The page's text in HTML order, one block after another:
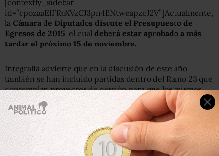
[contextly_sidebar
id=”cpozaaEfFRoXVzCJ3pn4BNtweapzcJ2V”]Actualmente,
la Cámara de Diputados discute el Presupuesto de
Egresos de 2015 , el cual deberá estar aprobado a más
tardar el próximo 15 de noviembre.
Integralia advierte que en la discusión de este año
también se han incluido partidas dentro del Ramo 23 que
contemplan proyectos de gestión para que los mismos
legisladores los promuevan en municipios o estados; u
obtengan comisiones y recompensas de los alcaldes y
gobernadores tras la asignación de recursos.
Los fondos que están en la mirason tres:el fondo de